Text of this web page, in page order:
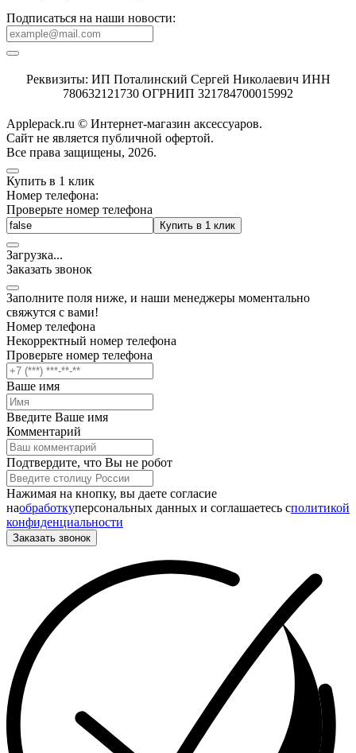
Подписаться на наши новости:
Реквизиты: ИП Поталинский Сергей Николаевич ИНН
780632121730 ОГРНИП 321784700015992
Applepack.ru © Интернет-магазин аксессуаров.
Cайт не является публичной офертой.
Все права защищены, 2026.
Купить в 1 клик
Номер телефона:
Проверьте номер телефона
Купить в 1 клик
Загрузка...
Заказать звонок
Заполните поля ниже, и наши менеджеры моментально
свяжутся с вами!
Номер телефона
Некорректный номер телефона
Проверьте номер телефона
Ваше имя
Введите Ваше имя
Комментарий
Подтвердите, что Вы не робот
Нажимая на кнопку, вы даете согласие
наобработкуперсональных данных и соглашаетесь cполитикой
конфиденциальности
Заказать звонок